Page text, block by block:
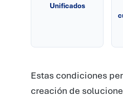
Unificados
Estas condiciones
creación de